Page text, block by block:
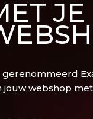
JE
gerenommeerd
jouw webshop